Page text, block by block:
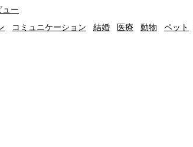
ュー
コミュニケーション 結婚 医療 動物 ペット